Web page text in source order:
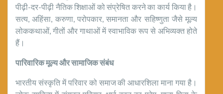
पीढ़ी-दर-पीढ़ी नैतिक शिक्षाओं को संप्रेषित करने का कार्य किया है।
सत्य, अहिंसा, करुणा, परोपकार, समानता और सहिष्णुता जैसे मूल्य
लोककथाओं, गीतों और गाथाओं में स्वाभाविक रूप से अभिव्यक्त होते
हैं।
पारिवारिक मूल्य और सामाजिक संबंध
भारतीय संस्कृति में परिवार को समाज की आधारशिला माना गया है।